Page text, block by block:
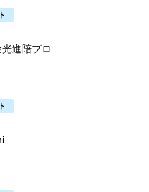
進陪プロ